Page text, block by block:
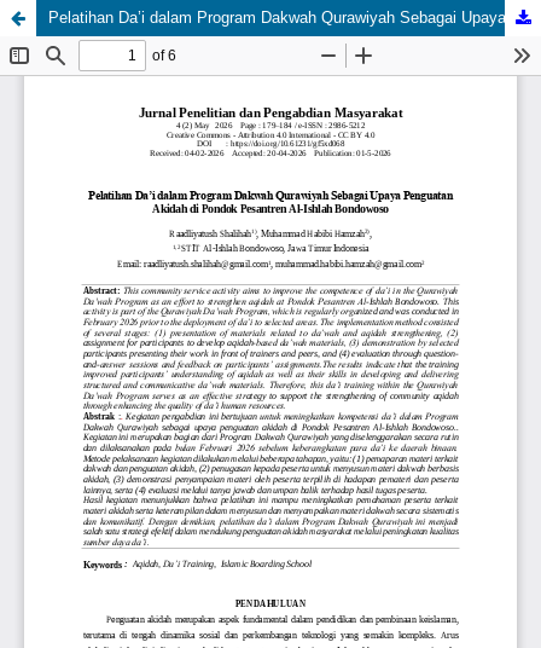
Pelatihan Da’i dalam Program Dakwah Qurawiyah Sebagai Upaya Penguatan Akidah di Pondok Pesantren Al-Ishlah Bondowoso